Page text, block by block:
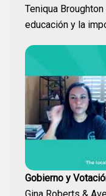
Teniqua
educación y la
Gobierno y